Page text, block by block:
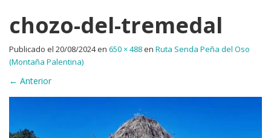
chozo-del-tremedal
Publicado el 20/08/2024en 650 × 488en Ruta Senda Peña del Oso
(Montaña Palentina)
← Anterior